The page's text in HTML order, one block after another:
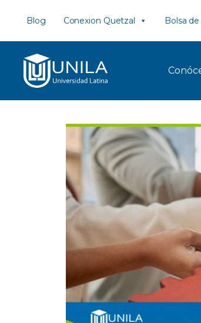
contenido
Blog Conexion Quetzal Bolsa de